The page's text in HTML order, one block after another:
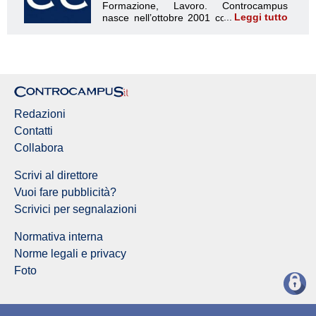
Leggi tutto
Redazioni
Contatti
Collabora
Scrivi al direttore
Vuoi fare pubblicità?
Scrivici per segnalazioni
Normativa interna
Norme legali e privacy
Foto